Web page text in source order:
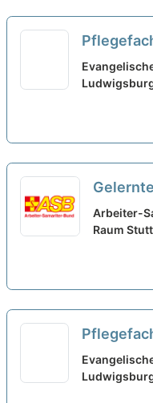
(m/w/d)
(w/m/d)
Arbeiter-
Raum
(m/w/d)